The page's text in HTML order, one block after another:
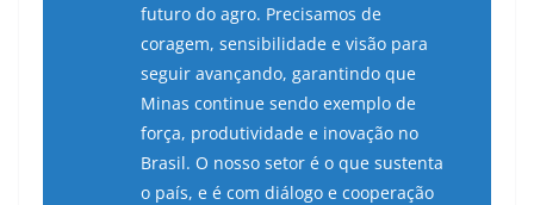
futuro do agro. Precisamos de
coragem, sensibilidade e visão para
seguir avançando, garantindo que
Minas continue sendo exemplo de
força, produtividade e inovação no
Brasil. O nosso setor é o que sustenta
o país, e é com diálogo e cooperação